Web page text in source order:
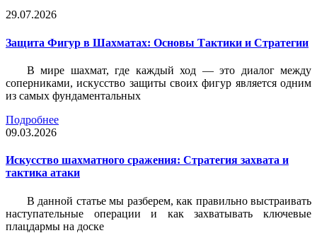
29.07.2026
Защита Фигур в Шахматах: Основы Тактики и Стратегии
В мире шахмат, где каждый ход — это диалог между
соперниками, искусство защиты своих фигур является одним
из самых фундаментальных
Подробнее
09.03.2026
Искусство шахматного сражения: Стратегия захвата и
тактика атаки
В данной статье мы разберем, как правильно выстраивать
наступательные операции и как захватывать ключевые
плацдармы на доске